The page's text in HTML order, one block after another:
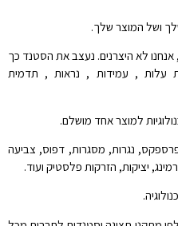
ושל המוצר שלך.
אנחנו לא היצרנים. נעצב את הסטנד כך
עלות , עמידות , נראות , תדמית
למוצר אחד מושלם.
פרספקס, נגרות, מסגרות, דפוס, צביעה
יציקות, הזרקות פלסטיק ועוד.